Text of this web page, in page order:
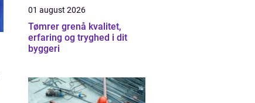
01 august 2026
Tømrer grenå kvalitet,
erfaring og tryghed i dit
byggeri